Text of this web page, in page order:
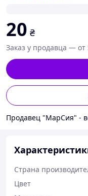
20 ₴
Заказ у продавца — от
Страна
Цвет